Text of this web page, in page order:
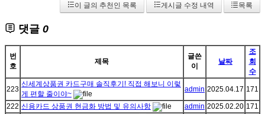
이 글의 추천인 목록 게시글 수정 내역 목록
댓글 0
번
호
제목
글쓴
이
날짜
조
회
수
223
신세계상품권 카드구매 솔직후기! 직접 해보니 이렇
게 편할 줄이야~
admin 2025.04.17 171
222 신용카드 상품권 현금화 방법 및 유의사항 admin 2025.02.20 171